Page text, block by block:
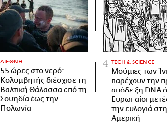
ΔΙΕΘΝΗ
55 ώρες στο νερό:
Κολυμβητής διέσχισε τη
Βαλτική Θάλασσα από τη
Σουηδία έως την
Πολωνία
ΤECH & SCIENCE
Μούμιες των
παρέχουν την
απόδειξη DNA
Ευρωπαίοι
την ευλογιά
Αμερική